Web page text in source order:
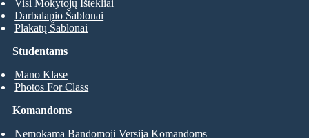
Studentams
Mano Klase
Photos For Class
Visi Mokytojų Ištekliai
Darbalapio Šablonai
Plakatų Šablonai
Komandoms
Nemokama Bandomoji Versija Komandoms